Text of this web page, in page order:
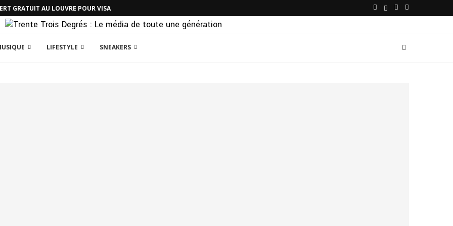
GRATUIT AU LOUVRE POUR VISA
LIFESTYLE SNEAKERS